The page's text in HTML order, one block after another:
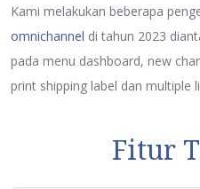
Kami melakukan beberapa
omnichannel di tahun 2023
pada menu dashboard, new
print shipping label dan multiple
Fitur